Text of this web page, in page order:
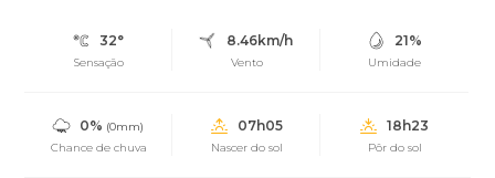
32°
Sensação
8.46km/h
Vento
21%
Umidade
0% (0mm)
Chance de chuva
07h05
Nascer do sol
18h23
Pôr do sol